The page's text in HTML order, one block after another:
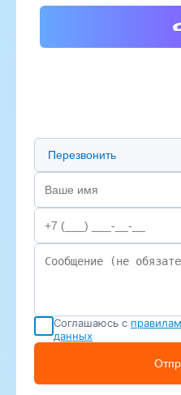
Предпочтительный
Соглашаюсь с
данных